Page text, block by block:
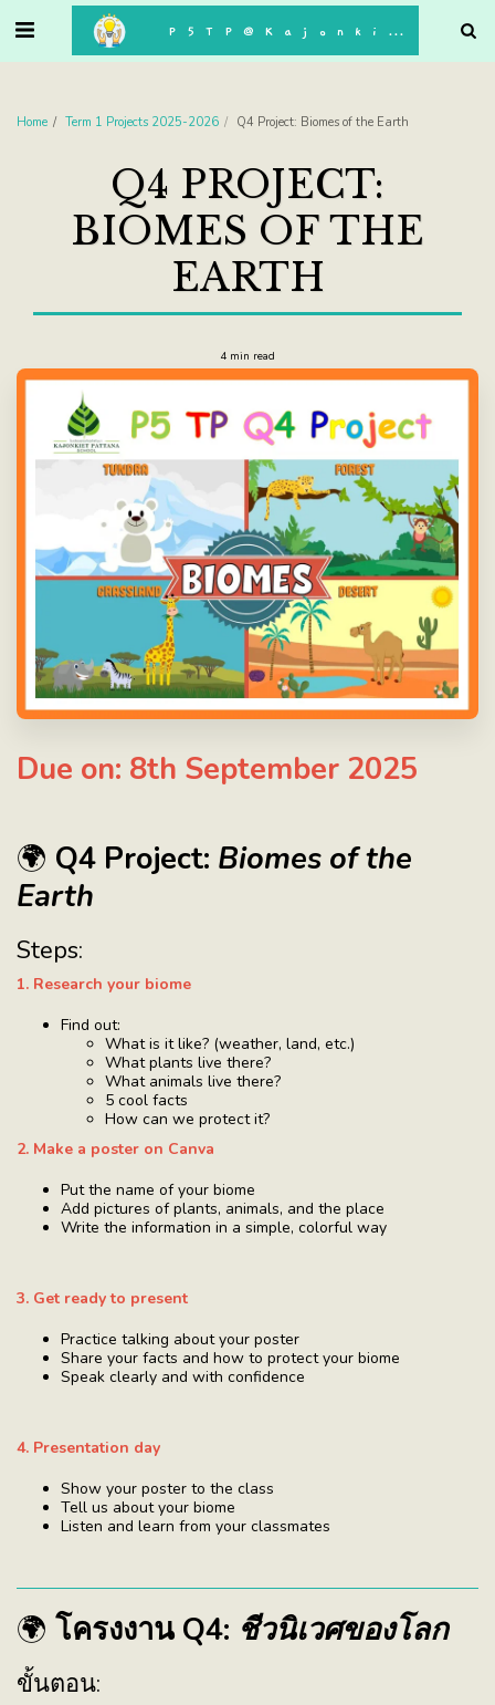
P5TP@Kajonkiet
Home Term 1 Projects 2025-2026 Q4 Project: Biomes of the Earth
Q4 PROJECT:
BIOMES OF THE
EARTH
4 min read
Due on: 8th September 2025
🌍 Q4 Project: Biomes of the
Earth
Steps:
1. Research your biome
Find out:
What is it like? (weather, land, etc.)
What plants live there?
What animals live there?
5 cool facts
How can we protect it?
2. Make a poster on Canva
Put the name of your biome
Add pictures of plants, animals, and the place
Write the information in a simple, colorful way
3. Get ready to present
Practice talking about your poster
Share your facts and how to protect your biome
Speak clearly and with confidence
4. Presentation day
Show your poster to the class
Tell us about your biome
Listen and learn from your classmates
🌍 โครงงาน Q4: ชีวนิเวศของโลก
ขั้นตอน: